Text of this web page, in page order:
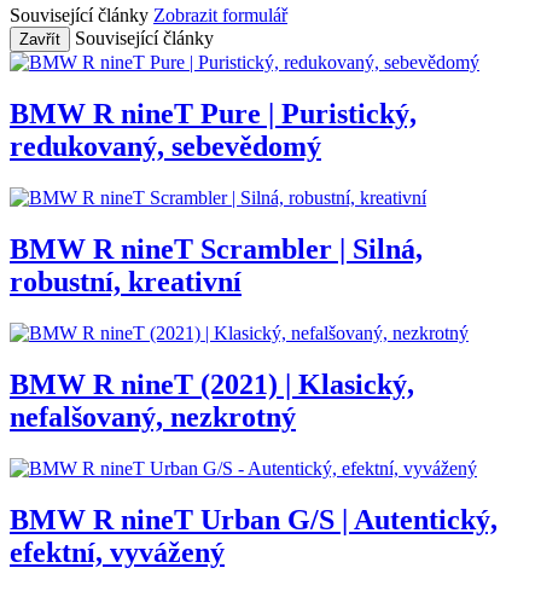
Související články Zobrazit formulář
Zavřít Související články
BMW R nineT Pure | Puristický,
redukovaný, sebevědomý
BMW R nineT Scrambler | Silná,
robustní, kreativní
BMW R nineT (2021) | Klasický,
nefalšovaný, nezkrotný
BMW R nineT Urban G/S | Autentický,
efektní, vyvážený